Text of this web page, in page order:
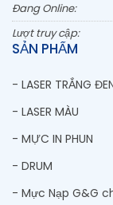
Đang Online:
Lượt truy cập:
SẢN PHẨM
- LASER TRẮNG
- LASER MÀU
- MỰC IN PHUN
- DRUM
- Mực Nạp G&G